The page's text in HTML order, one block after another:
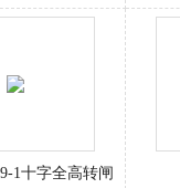
1十字全高转闸